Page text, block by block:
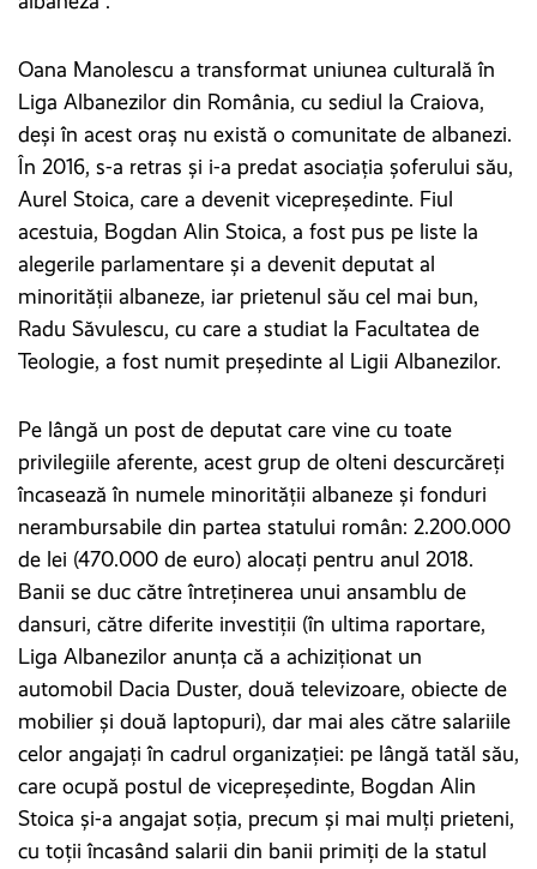
Oana Manolescu a transformat uniunea culturală în
Liga Albanezilor din România, cu sediul la Craiova,
deși în acest oraș nu există o comunitate de albanezi.
În 2016, s-a retras și i-a predat asociația șoferului său,
Aurel Stoica, care a devenit vicepreședinte. Fiul
acestuia, Bogdan Alin Stoica, a fost pus pe liste la
alegerile parlamentare și a devenit deputat al
minorității albaneze, iar prietenul său cel mai bun,
Radu Săvulescu, cu care a studiat la Facultatea de
Teologie, a fost numit președinte al Ligii Albanezilor.
Pe lângă un post de deputat care vine cu toate
privilegiile aferente, acest grup de olteni descurcăreți
încasează în numele minorității albaneze și fonduri
nerambursabile din partea statului român: 2.200.000
de lei (470.000 de euro) alocați pentru anul 2018.
Banii se duc către întreținerea unui ansamblu de
dansuri, către diferite investiții (în ultima raportare,
Liga Albanezilor anunța că a achiziționat un
automobil Dacia Duster, două televizoare, obiecte de
mobilier și două laptopuri), dar mai ales către salariile
celor angajați în cadrul organizației: pe lângă tatăl său,
care ocupă postul de vicepreședinte, Bogdan Alin
Stoica și-a angajat soția, precum și mai mulți prieteni,
cu toții încasând salarii din banii primiți de la statul